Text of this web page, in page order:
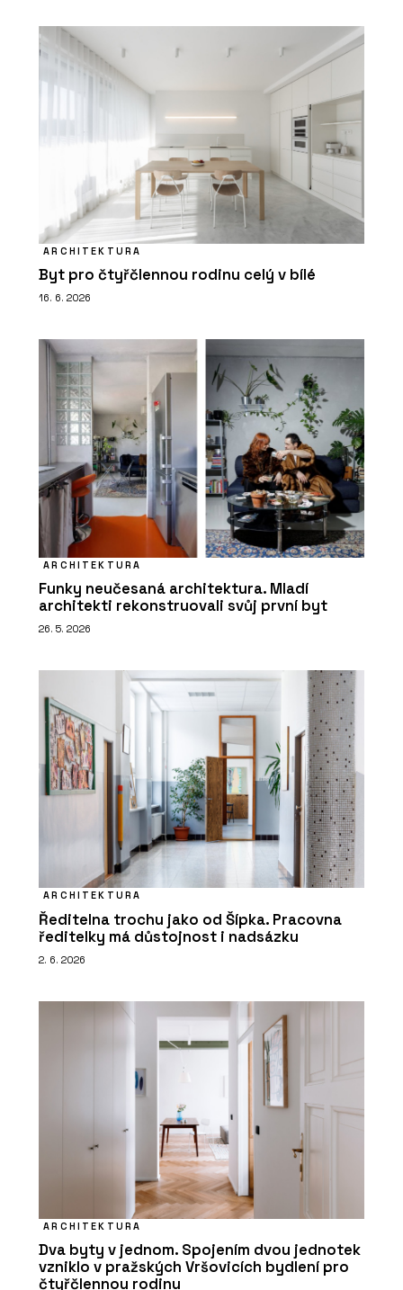
ARCHITEKTURA
Byt pro čtyřčlennou rodinu celý v bílé
16. 6. 2026
ARCHITEKTURA
Funky neučesaná architektura. Mladí
architekti rekonstruovali svůj první byt
26. 5. 2026
ARCHITEKTURA
Ředitelna trochu jako od Šípka. Pracovna
ředitelky má důstojnost i nadsázku
2. 6. 2026
ARCHITEKTURA
Dva byty v jednom. Spojením dvou jednotek
vzniklo v pražských Vršovicích bydlení pro
čtyřčlennou rodinu